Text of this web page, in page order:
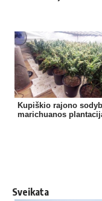
Kupiškio rajono
marichuanos
Sveikata